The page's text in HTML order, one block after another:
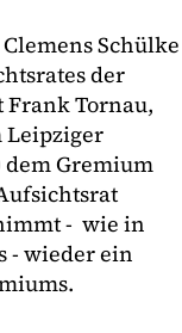
Schülke
der
Frank Tornau,
Leipziger
dem Gremium
- wie in
- wieder ein